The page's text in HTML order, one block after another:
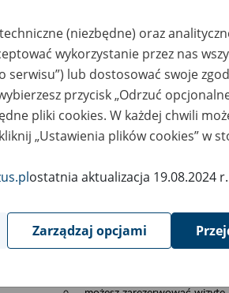
możesz sprawdzić swoje
masz dostęp do informacji o
masz dostę do informacji o
Jeśli jesteś płatnikiem składek
możesz skorzystać z aplikacji
ubezpieczeń, wypełnisz i
możesz złożyć wniosek o
masz dostęp do zwolnień
Jeśli jesteś świadczeniobiorcą
masz dostęp m.in. do
do formularza PIT 40A, czyli
(niezbędne) oraz
wykorzystanie przez nas
serwisu”) lub dostosować swoje
przycisk „Odrzuć
pliki cookies. W każdej chwili
„Ustawienia plików cookies” w
ostatnia aktualizacja 19.08.2024 r.
Zarządzaj opcjami